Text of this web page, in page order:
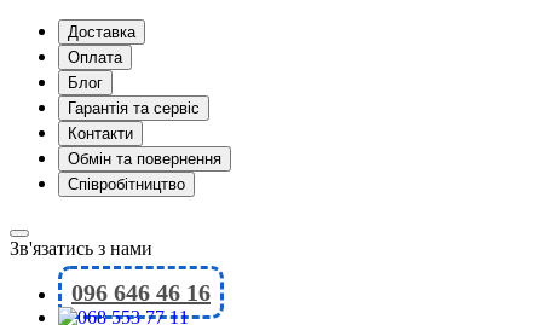
Доставка
Оплата
Блог
Гарантія та сервіс
Контакти
Обмін та повернення
Співробітництво
Зв'язатись з нами
096 646 46 16